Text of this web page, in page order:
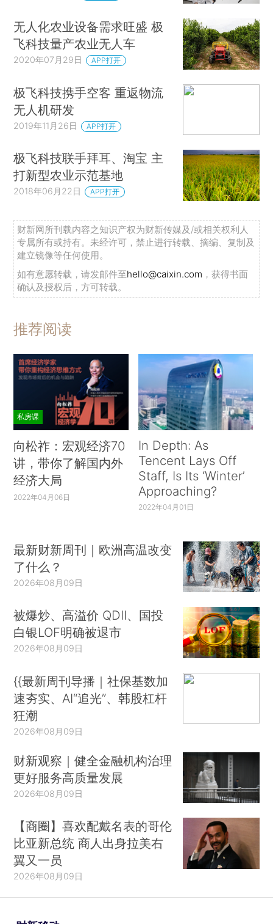
无人化农业设备需求旺盛 极
飞科技量产农业无人车
2020年07月29日 APP打开
极飞科技携手空客 重返物流
无人机研发
2019年11月26日 APP打开
极飞科技联手拜耳、淘宝 主
打新型农业示范基地
2018年06月22日 APP打开
财新网所刊载内容之知识产权为财新传媒及/或相关权利人
专属所有或持有。未经许可，禁止进行转载、摘编、复制及
建立镜像等任何使用。
如有意愿转载，请发邮件至hello@caixin.com ，获得书面
确认及授权后，方可转载。
推荐阅读
私房课
向松祚：宏观经济70
讲，带你了解国内外
经济大局
2022年04月06日
In Depth: As
Tencent Lays Off
Staff, Is Its ‘Winter’
Approaching?
2022年04月01日
最新财新周刊｜欧洲高温改变
了什么？
2026年08月09日
被爆炒、高溢价 QDII、国投
白银LOF明确被退市
2026年08月09日
{{最新周刊导播｜社保基数加
速夯实、AI“追光”、韩股杠杆
狂潮
2026年08月09日
财新观察｜健全金融机构治理
更好服务高质量发展
2026年08月09日
【商圈】喜欢配戴名表的哥伦
比亚新总统 商人出身拉美右
翼又一员
2026年08月09日